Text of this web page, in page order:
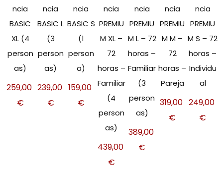
ncia
BASIC
XL (4
person
as)
259,00
€
ncia
BASIC L
(3
person
as)
239,00
€
ncia
BASIC S
(1
person
a)
159,00
€
ncia
PREMIU
M XL –
72
horas –
Familiar
(4
person
as)
439,00
€
ncia
PREMIU
M L – 72
horas –
Familiar
(3
person
as)
389,00
€
ncia
PREMIU
M M –
72
horas –
Pareja
319,00
€
ncia
PREMIU
M S – 72
horas –
Individu
al
249,00
€